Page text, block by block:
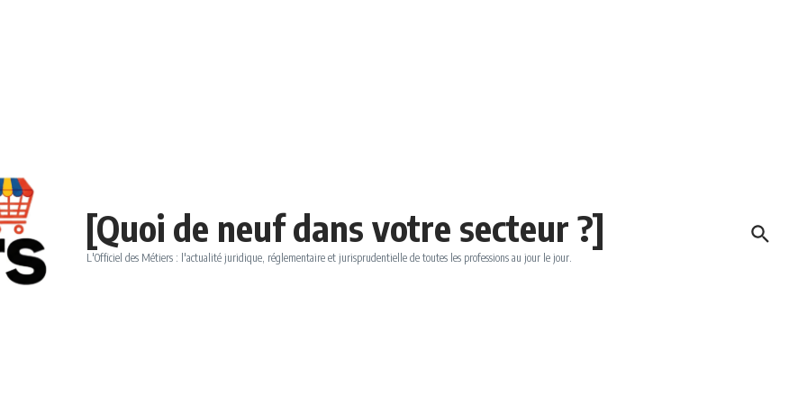
[Quoi de neuf dans votre secteur ?]
L'Officiel des Métiers : l'actualité juridique, réglementaire et jurisprudentielle de toutes les professions au jour le jour.